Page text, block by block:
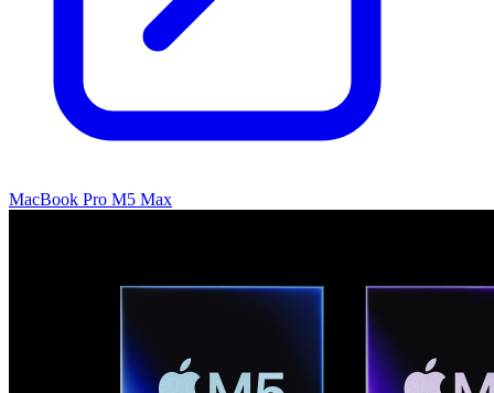
MacBook Pro M5 Max